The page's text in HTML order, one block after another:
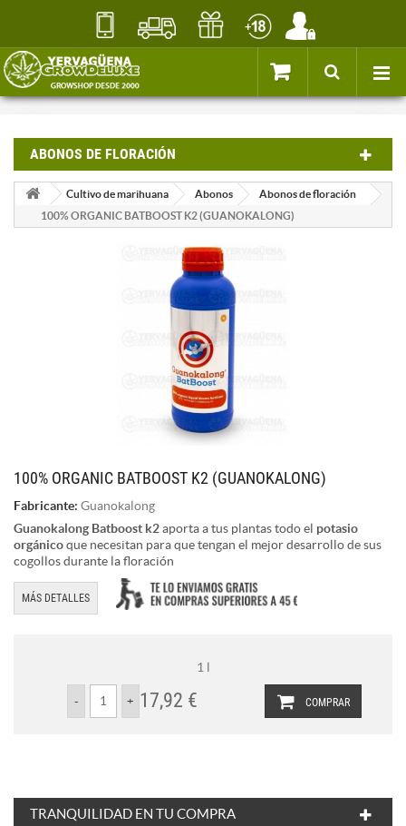
ABONOS DE FLORACIÓN
Cultivo de marihuana Abonos
Abonos de floración
100% ORGANIC BATBOOST K2 (GUANOKALONG)
100% ORGANIC BATBOOST K2 (GUANOKALONG)
Fabricante: Guanokalong
Guanokalong Batboost k2aporta a tus plantas todo el potasio
orgánicoque necesitan para que tengan el mejor desarrollo de sus
cogollos durante la floración
MÁS DETALLES
1 l
COMPRAR
17,92 €
TRANQUILIDAD EN TU COMPRA